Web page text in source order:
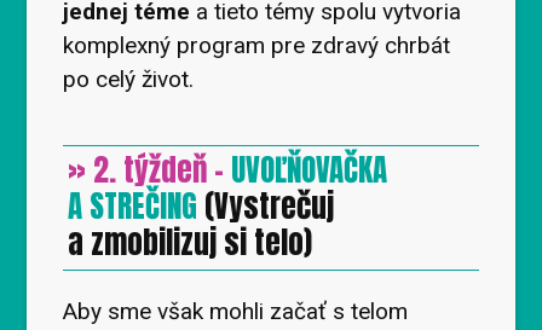
jednej téme a tieto témy spolu vytvoria
komplexný program pre zdravý chrbát
po celý život.
» 2. týždeň - UVOĽŇOVAČKA
A STREČING (Vystrečuj
a zmobilizuj si telo)
Aby sme však mohli začať s telom